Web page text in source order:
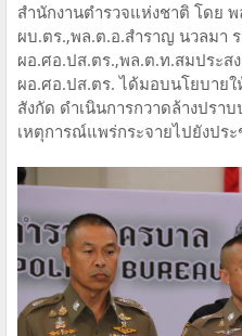
สำนักงานตำรวจแห่งชาติ โดย
ผบ.ตร.,พล.ต.อ.สำราญ นวลมา
ผอ.ศอ.ปส.ตร.,พล.ต.ท.สมประส
ผอ.ศอ.ปส.ตร. ได้มอบนโยบาย
สังกัด ดำเนินการกวาดล้างปรา
เหตุการณ์แพร่กระจายไปยังปร